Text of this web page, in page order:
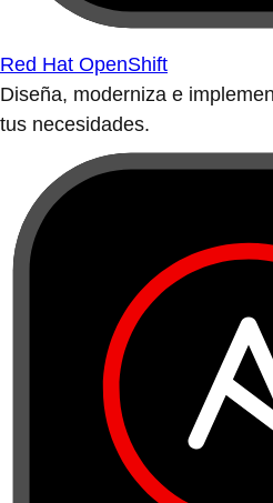
Red Hat OpenShift
Diseña, moderniza e
tus necesidades.